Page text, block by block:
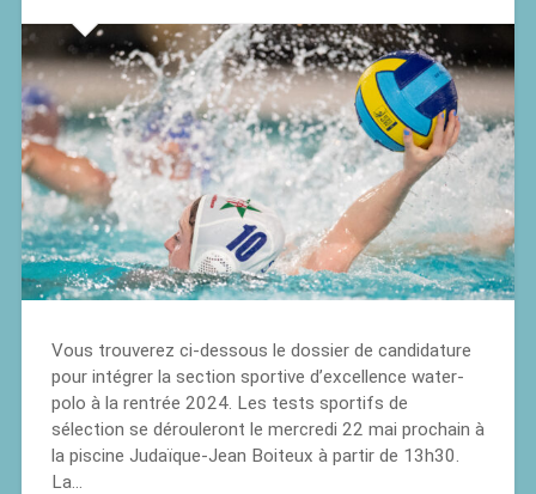
Vous trouverez ci-dessous le dossier de candidature
pour intégrer la section sportive d’excellence water-
polo à la rentrée 2024. Les tests sportifs de
sélection se dérouleront le mercredi 22 mai prochain à
la piscine Judaïque-Jean Boiteux à partir de 13h30.
La…